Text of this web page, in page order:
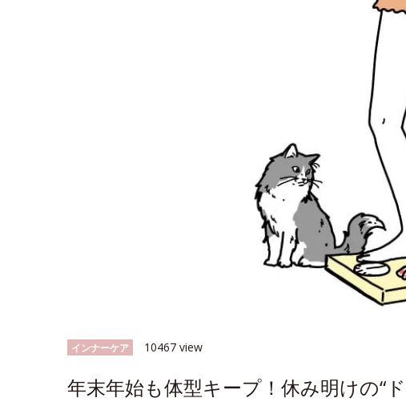
インナーケア 10467 view
年末年始も体型キープ！休み明けの“